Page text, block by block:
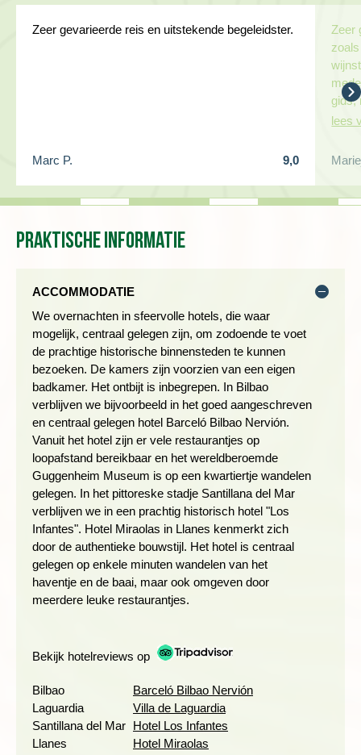
In Laguardia heb je de mogelijkheid er zelf op uit te trekken.
Wandel door dit mooie stadje, strijk neer op een terras, of ga
de omgeving verkennen. Zo kun je bijvoorbeeld naar Logroño
gaan voor een bezoek aan het bekende wijnhuis Ontañón of
wandel 6 km naar Elciego en bezoek het
bewonderenswaardige wijnhuis Marques de Riscal, ontworpen
door de beroemde architect Frank O. Gehry. Het
stadscentrum van Laguardia, dat aan het begin van de 13e
eeuw is gebouwd, is volledig ommuurd en aan elke kant van
de calle mayor vinden we een kerk; de romaanse kerk van
San Juan en de Gotische kerk Santa María de los Reyes.
OP NAAR DE GROENE KUSTREGIO CANTABRIË
Dag 5 Laguardia - wandeling Camino de Santiago -
Santillana del Mar
Zeer gevarieerde reis en uitstekende begeleidster.
Marc P. 9,0
Zeer
gids,
lees
Praktische informatie
ACCOMMODATIE
We overnachten in sfeervolle hotels, die waar
mogelijk, centraal gelegen zijn, om zodoende te voet
de prachtige historische binnensteden te kunnen
bezoeken. De kamers zijn voorzien van een eigen
badkamer. Het ontbijt is inbegrepen. In Bilbao
verblijven we bijvoorbeeld in het goed aangeschreven
en centraal gelegen hotel Barceló Bilbao Nervión.
Vanuit het hotel zijn er vele restaurantjes op
loopafstand bereikbaar en het wereldberoemde
Guggenheim Museum is op een kwartiertje wandelen
gelegen. In het pittoreske stadje Santillana del Mar
verblijven we in een prachtig historisch hotel "Los
Infantes". Hotel Miraolas in Llanes kenmerkt zich
door de authentieke bouwstijl. Het hotel is centraal
gelegen op enkele minuten wandelen van het
haventje en de baai, maar ook omgeven door
meerdere leuke restaurantjes.
Bekijk hotelreviews op
Bilbao
Barceló Bilbao Nervión
Laguardia
Villa de Laguardia
Santillana del Mar Hotel Los Infantes
Llanes
Hotel Miraolas